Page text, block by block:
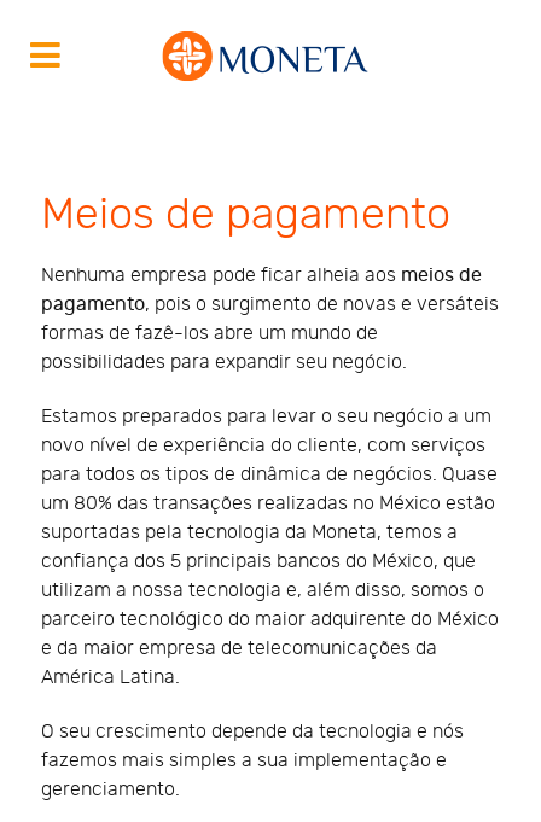
Meios de pagamento
Nenhuma empresa pode ficar alheia aos meios de
pagamento, pois o surgimento de novas e versáteis
formas de fazê-los abre um mundo de
possibilidades para expandir seu negócio.
Estamos preparados para levar o seu negócio a um
novo nível de experiência do cliente, com serviços
para todos os tipos de dinâmica de negócios. Quase
um 80% das transações realizadas no México estão
suportadas pela tecnologia da Moneta, temos a
confiança dos 5 principais bancos do México, que
utilizam a nossa tecnologia e, além disso, somos o
parceiro tecnológico do maior adquirente do México
e da maior empresa de telecomunicações da
América Latina.
O seu crescimento depende da tecnologia e nós
fazemos mais simples a sua implementação e
gerenciamento.